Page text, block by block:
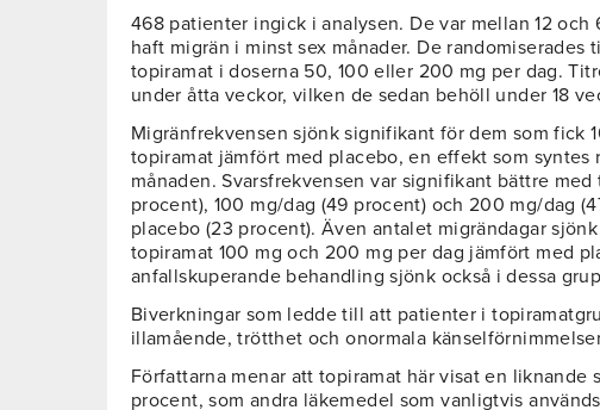
468 patienter ingick i analysen. De var mellan 12 och
haft migrän i minst sex månader. De
topiramat i doserna 50, 100 eller 200 mg per dag.
under åtta veckor, vilken de sedan behöll under 18
Migränfrekvensen sjönk signifikant för dem som fick
topiramat jämfört med placebo, en effekt som syntes
månaden. Svarsfrekvensen var signifikant bättre
procent), 100 mg/dag (49 procent) och 200 mg/dag
placebo (23 procent). Även antalet migrändagar
topiramat 100 mg och 200 mg per dag jämfört med
anfallskuperande behandling sjönk också i dessa
Biverkningar som ledde till att patienter i
illamående, trötthet och onormala
Författarna menar att topiramat här visat en liknande
procent, som andra läkemedel som vanligtvis